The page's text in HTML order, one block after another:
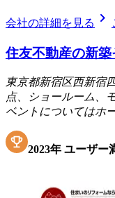
会社の詳細を見る chevron_right
住友不動産の新
東京都新宿区西新宿
点、ショールーム、
ベントについてはホ
2023年 ユーザー